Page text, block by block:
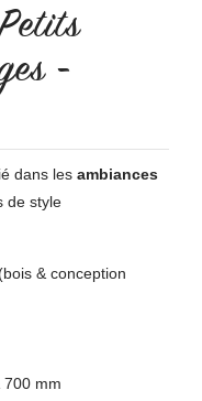
-
dans les ambiances
de style
& conception
700 mm